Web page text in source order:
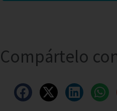
Compártelo